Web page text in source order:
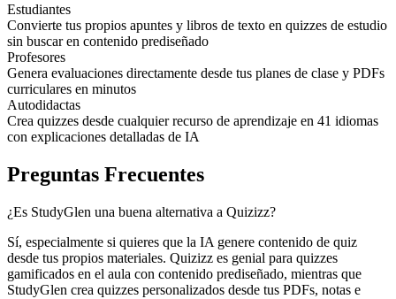
Estudiantes
Convierte tus propios apuntes y libros de texto en quizzes de estudio
sin buscar en contenido prediseñado
Profesores
Genera evaluaciones directamente desde tus planes de clase y PDFs
curriculares en minutos
Autodidactas
Crea quizzes desde cualquier recurso de aprendizaje en 41 idiomas
con explicaciones detalladas de IA
Preguntas Frecuentes
¿Es StudyGlen una buena alternativa a Quizizz?
Sí, especialmente si quieres que la IA genere contenido de quiz
desde tus propios materiales. Quizizz es genial para quizzes
gamificados en el aula con contenido prediseñado, mientras que
StudyGlen crea quizzes personalizados desde tus PDFs, notas e